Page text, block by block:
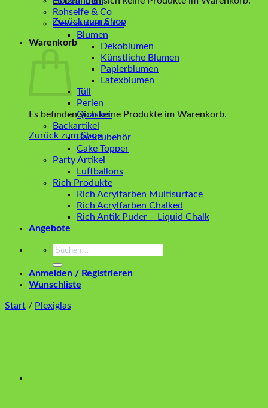
Zurück zum Shop
Warenkorb
Es befinden sich keine Produkte im Warenkorb.
Zurück zum Shop
Rohseife & Co
Dekoartikel & Co
Blumen
Dekoblumen
Künstliche Blumen
Papierblumen
Latexblumen
Tüll
Perlen
Quasten
Backartikel
Backzubehör
Cake Topper
Party Artikel
Luftballons
Rich Produkte
Rich Acrylfarben Multisurface
Rich Acrylfarben Chalked
Rich Antik Puder – Liquid Chalk
Angebote
Suchen
Anmelden / Registrieren
Wunschliste
Start / Plexiglas